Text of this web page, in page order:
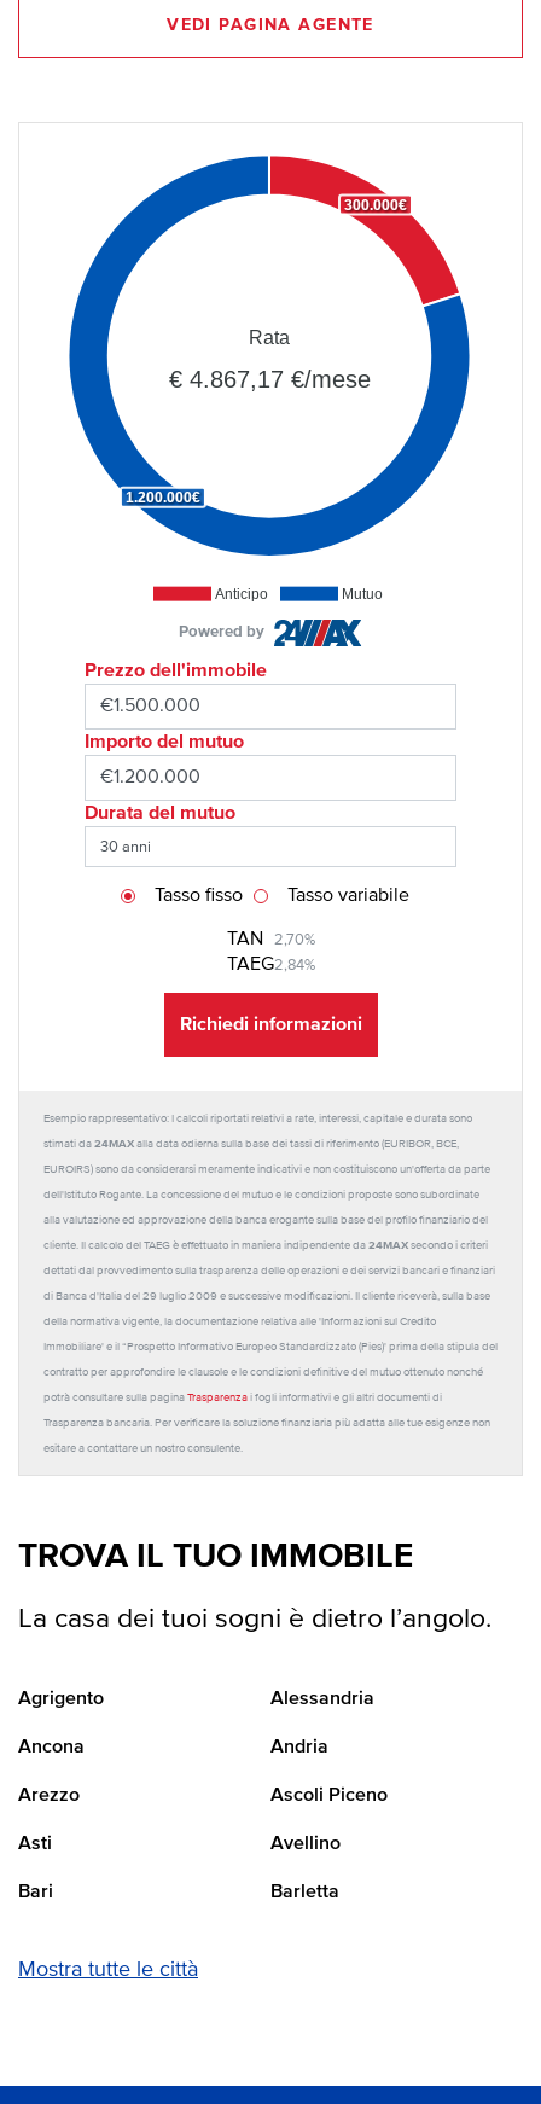
VEDI PAGINA AGENTE
Anticipo Mutuo
300.000€
1.200.000€
Rata
€ 4.867,17 €/mese
Powered by
Prezzo dell'immobile
Importo del mutuo
Durata del mutuo
TAN 2,70%
TAEG2,84%
Tasso fisso Tasso variabile
Richiedi informazioni
Esempio rappresentativo: I calcoli riportati relativi a rate, interessi, capitale e durata sono
stimati da 24MAX alla data odierna sulla base dei tassi di riferimento (EURIBOR, BCE,
EUROIRS) sono da considerarsi meramente indicativi e non costituiscono un'offerta da parte
dell'Istituto Rogante. La concessione del mutuo e le condizioni proposte sono subordinate
alla valutazione ed approvazione della banca erogante sulla base del profilo finanziario del
cliente. Il calcolo del TAEG è effettuato in maniera indipendente da 24MAX secondo i criteri
dettati dal provvedimento sulla trasparenza delle operazioni e dei servizi bancari e finanziari
di Banca d'Italia del 29 luglio 2009 e successive modificazioni. Il cliente riceverà, sulla base
della normativa vigente, la documentazione relativa alle 'Informazioni sul Credito
Immobiliare' e il “Prospetto Informativo Europeo Standardizzato (Pies)' prima della stipula del
contratto per approfondire le clausole e le condizioni definitive del mutuo ottenuto nonché
potrà consultare sulla pagina Trasparenza i fogli informativi e gli altri documenti di
Trasparenza bancaria. Per verificare la soluzione finanziaria più adatta alle tue esigenze non
esitare a contattare un nostro consulente.
TROVA IL TUO IMMOBILE
La casa dei tuoi sogni è dietro l’angolo.
Agrigento Alessandria
Ancona Andria
Arezzo Ascoli Piceno
Asti Avellino
Bari Barletta
Mostra tutte le città